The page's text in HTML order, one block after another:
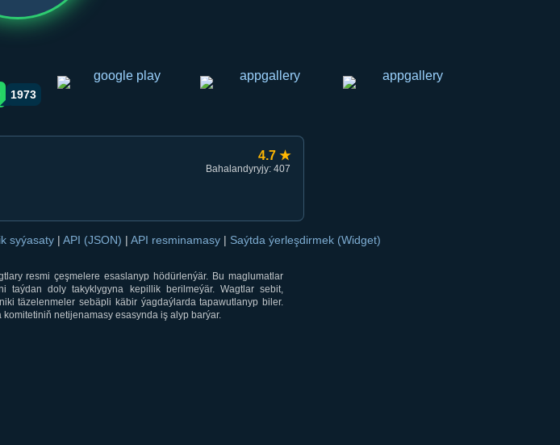
orqali ulashishorqali ulashish
1973
4.7 ★
Bahalandyryjy: 407
syýasaty | API (JSON) | API resminamasy | Saýtda ýerleşdirmek (Widget)
resmi çeşmelere esaslanyp hödürlenýär. Bu maglumatlar
doly takyklygyna kepillik berilmeýär. Wagtlar sebit,
täzelenmeler sebäpli käbir ýagdaýlarda tapawutlanyp biler.
netijenamasy esasynda iş alyp barýar.